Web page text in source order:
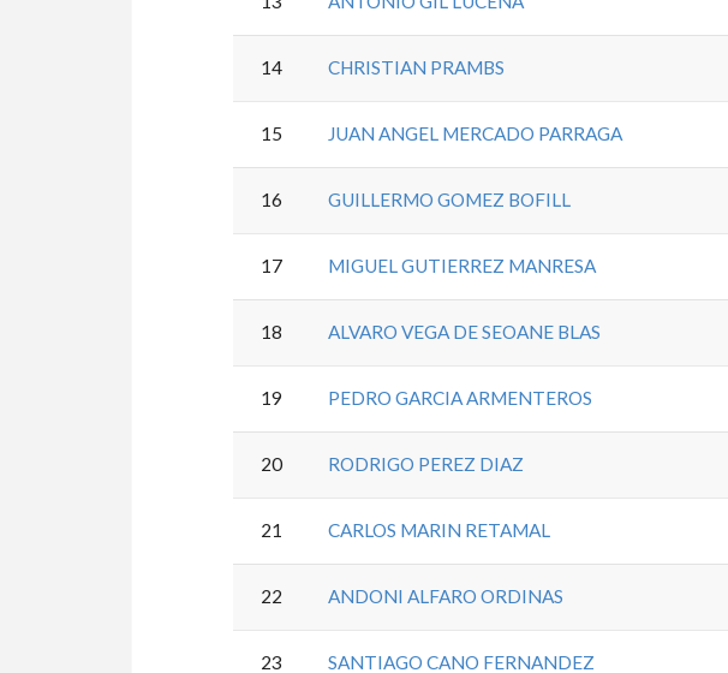
14 CHRISTIAN PRAMBS
15 JUAN ANGEL MERCADO PARRAGA
16 GUILLERMO GOMEZ BOFILL
17 MIGUEL GUTIERREZ MANRESA
18 ALVARO VEGA DE SEOANE BLAS
19 PEDRO GARCIA ARMENTEROS
20 RODRIGO PEREZ DIAZ
21 CARLOS MARIN RETAMAL
22 ANDONI ALFARO ORDINAS
23 SANTIAGO CANO FERNANDEZ